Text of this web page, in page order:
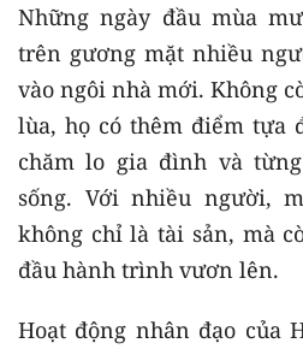
Những ngày đầu mùa
trên gương mặt nhiều
vào ngôi nhà mới. Không
lùa, họ có thêm điểm tựa
chăm lo gia đình và
sống. Với nhiều người,
không chỉ là tài sản, mà
đầu hành trình vươn lên.
Hoạt động nhân đạo của